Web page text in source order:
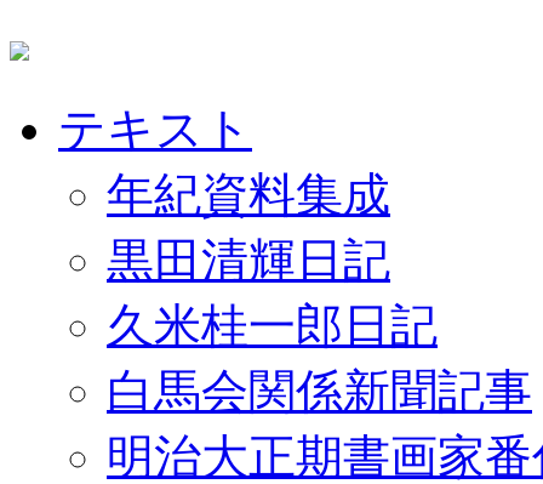
テキスト
年紀資料集成
黒田清輝日記
久米桂一郎日記
白馬会関係新聞記事
明治大正期書画家